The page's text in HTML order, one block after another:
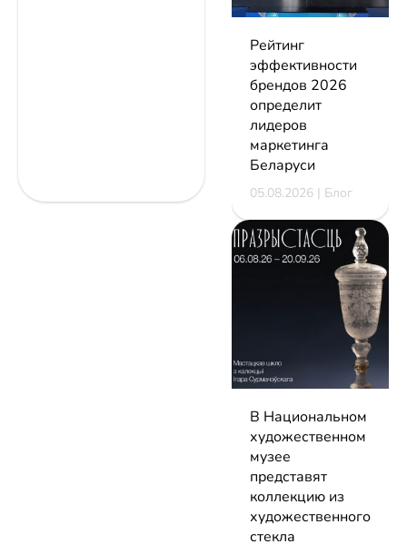
Рейтинг
эффективности
брендов 2026
определит
лидеров
маркетинга
Беларуси
05.08.2026 | Блог
В Национальном
художественном
музее
представят
коллекцию из
художественного
стекла